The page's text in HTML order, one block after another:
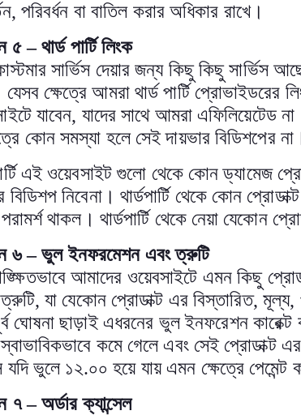
, পরিবর্ধন বা বাতিল করার অধিকার রাখে।
৫–থার্ড পার্টি লিংক
সার্ভিস দেয়ার জন্য কিছু কিছু সার্ভিস
যেসব ক্ষেত্রে আমরা থার্ড পার্টি প্রোভাইডরের
যাবেন, যাদের সাথে আমরা এফিলিয়েটেড
কোন সমস্যা হলে সেই দায়ভার বিডিশপের না
এই ওয়েবসাইট গুলো থেকে কোন ড্যামেজ
বিডিশপ নিবেনা। থার্ডপার্টি থেকে কোন
থাকল। থার্ডপার্টি থেকে নেয়া যেকোন
৬–ভুল ইনফরমেশন এবং ত্রুটি
আমাদের ওয়েবসাইটে এমন কিছু
,যা যেকোন প্রোডাক্ট এর বিস্তারিত,মূল্য,
ঘোষনা ছাড়াই এধরনের ভুল ইনফরেশন
কমে গেলে এবং সেই প্রোডাক্ট
ভুলে ১২.০০ হয়ে যায় এমন ক্ষেত্রে পেমেন্ট
৭–অর্ডার ক্যান্সেল